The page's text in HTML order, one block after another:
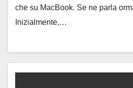
che su MacBook. Se ne parla
Inizialmente,…